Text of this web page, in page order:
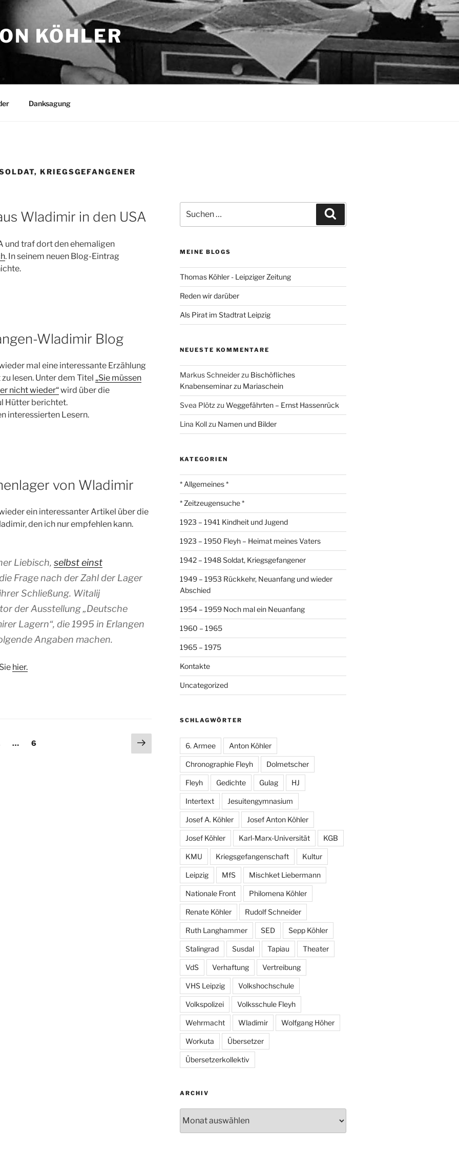
KÖHLER
Danksagung
KRIEGSGEFANGENER
Wladimir in den USA
und traf dort den ehemaligen
. In seinem neuen Blog-Eintrag
Wladimir Blog
mal eine interessante Erzählung
lesen. Unter dem Titel „Sie müssen
nicht wieder“wird über die
Hütter berichtet.
interessierten Lesern.
von Wladimir
ein interessanter Artikel über die
den ich nur empfehlen kann.
Liebisch, selbst einst
Frage nach der Zahl der Lager
Schließung. Witalij
der Ausstellung „Deutsche
Lagern“, die 1995 in Erlangen
Angaben machen.
hier.
… Seite
6
Nächste
Seite
nach:
MEINE BLOGS
Thomas Köhler - Leipziger Zeitung
Reden wir darüber
Als Pirat im Stadtrat Leipzig
NEUESTE KOMMENTARE
Markus Schneiderzu Bischöfliches
Knabenseminar zu Mariaschein
Svea Plötz zu Weggefährten – Ernst Hassenrück
Lina Kollzu Namen und Bilder
KATEGORIEN
* Allgemeines *
* Zeitzeugensuche *
1923 – 1941 Kindheit und Jugend
1923 – 1950 Fleyh – Heimat meines Vaters
1942 – 1948 Soldat, Kriegsgefangener
1949 – 1953 Rückkehr, Neuanfang und wieder
Abschied
1954 – 1959 Noch mal ein Neuanfang
1960 – 1965
1965 – 1975
Kontakte
Uncategorized
SCHLAGWÖRTER
6. Armee Anton Köhler
Chronographie Fleyh Dolmetscher
Fleyh Gedichte Gulag HJ
Intertext Jesuitengymnasium
Josef A. Köhler Josef Anton Köhler
Josef Köhler Karl-Marx-Universität KGB
KMU Kriegsgefangenschaft Kultur
Leipzig MfS Mischket Liebermann
Nationale Front Philomena Köhler
Renate Köhler Rudolf Schneider
Ruth Langhammer SED Sepp Köhler
Stalingrad Susdal Tapiau Theater
VdS Verhaftung Vertreibung
VHS Leipzig Volkshochschule
Volkspolizei Volksschule Fleyh
Wehrmacht Wladimir Wolfgang Höher
Workuta Übersetzer
Übersetzerkollektiv
ARCHIV